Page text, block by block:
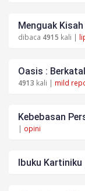
Menguak
dibaca 4915 kali |
Oasis :
4913 kali | mild
Kebebasan
| opini
Ibuku Kartiniku